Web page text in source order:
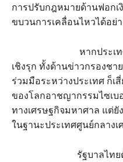
การปรับกฎหมายด้านฟอกเ
ขบวนการเคลื่อนไหวได้อย่า
หากประเทศไทยยั
เชิงรุก ทั้งด้านข่าวกรองช
ร่วมมือระหว่างประเทศ ก็เ
ของโลกอาชญากรรมไซเบ
ทางเศรษฐกิจมหาศาล แต่
ในฐานะประเทศศูนย์กลาง
รัฐบาลไทยตั้งคณะ